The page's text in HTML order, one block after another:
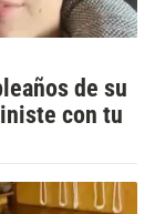
de su
con tu